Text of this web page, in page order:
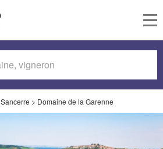
Sancerre > Domaine de la Garenne